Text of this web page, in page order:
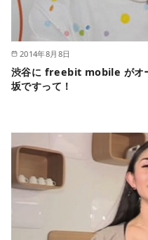
2014年8月8日
渋谷に freebit mobile がオ
坂ですって！